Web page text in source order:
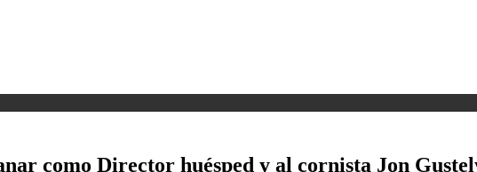
como Director huésped y al cornista Jon